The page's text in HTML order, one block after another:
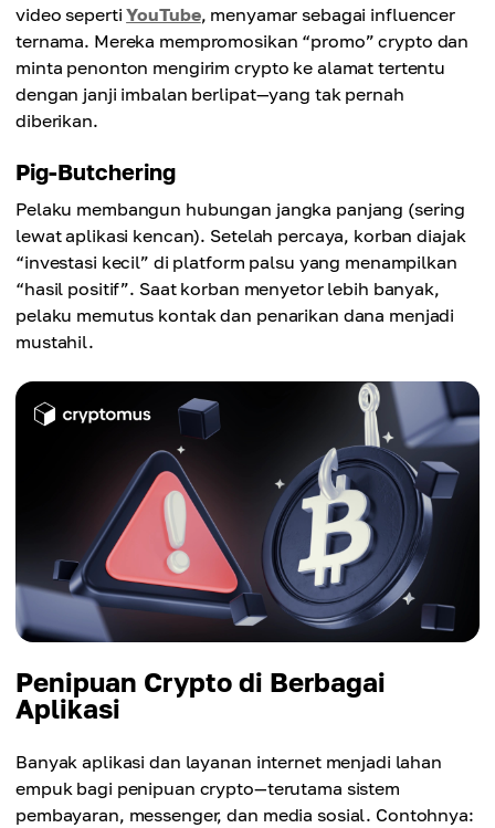
video sepertiYouTube, menyamar sebagai influencer
ternama. Mereka mempromosikan “promo” crypto dan
minta penonton mengirim crypto ke alamat tertentu
dengan janji imbalan berlipat—yang tak pernah
diberikan.
Pig-Butchering
Pelaku membangun hubungan jangka panjang (sering
lewat aplikasi kencan). Setelah percaya, korban diajak
“investasi kecil” di platform palsu yang menampilkan
“hasil positif”. Saat korban menyetor lebih banyak,
pelaku memutus kontak dan penarikan dana menjadi
mustahil.
Penipuan Crypto di Berbagai
Aplikasi
Banyak aplikasi dan layanan internet menjadi lahan
empuk bagi penipuan crypto—terutama sistem
pembayaran, messenger, dan media sosial. Contohnya: